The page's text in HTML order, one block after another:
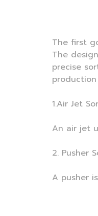
The first
The
precise
1.Air Jet
An air jet
2. Pusher
A pusher